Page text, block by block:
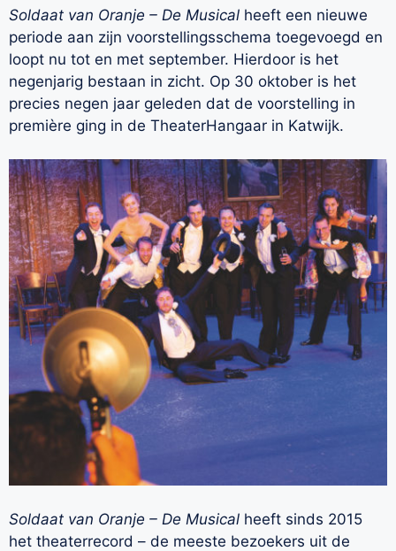
Soldaat van Oranje – De Musical heeft een nieuwe
periode aan zijn voorstellingsschema toegevoegd en
loopt nu tot en met september. Hierdoor is het
negenjarig bestaan in zicht. Op 30 oktober is het
precies negen jaar geleden dat de voorstelling in
première ging in de TheaterHangaar in Katwijk.
Soldaat van Oranje – De Musical heeft sinds 2015
het theaterrecord – de meeste bezoekers uit de